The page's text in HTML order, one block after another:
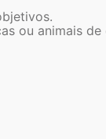
ou animais de